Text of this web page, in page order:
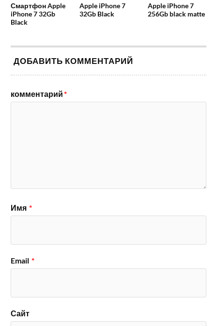
Смартфон Apple
iPhone 7 32Gb
Black
Apple iPhone 7
32Gb Black
Apple iPhone 7
256Gb black matte
ДОБАВИТЬ КОММЕНТАРИЙ
комментарий*
Имя *
Email *
Сайт